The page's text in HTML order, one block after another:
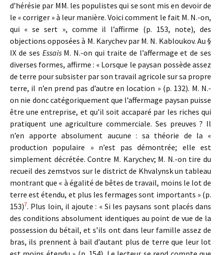
d’hérésie par MM. les populistes qui se sont mis en devoir de
le « corriger » à leur manière. Voici comment le fait M. N.-on,
qui « se sert », comme il l’affirme (p. 153, note), des
objections opposées à M. Karychev par M. N. Kabloukov. Au §
IX de ses EssaisM. N.-on qui traite de l’affermage et de ses
diverses formes, affirme : « Lorsque le paysan possède assez
de terre pour subsister par son travail agricole sur sa propre
terre, il n’en prend pas d’autre en location » (p. 132). M. N.-
on nie donc catégoriquement que l’affermage paysan puisse
être une entreprise, et qu’il soit accaparé par les riches qui
pratiquent une agriculture commerciale. Ses preuves ? Il
n’en apporte absolument aucune : sa théorie de la «
production populaire » n’est pas démontrée; elle est
simplement décrétée. Contre M. Karychev; M. N.-on tire du
recueil des zemstvos sur le district de Khvalynsk un tableau
montrant que « à égalité de bêtes de travail, moins le lot de
terre est étendu, et plus les fermages sont importants » (p.
153)7. Plus loin, il ajoute : « Si les paysans sont placés dans
des conditions absolument identiques au point de vue de la
possession du bétail, et s’ils ont dans leur famille assez de
bras, ils prennent à bail d’autant plus de terre que leur lot